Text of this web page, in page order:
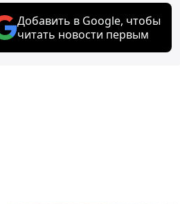
Добавить в Google, чтобы
читать новости первым